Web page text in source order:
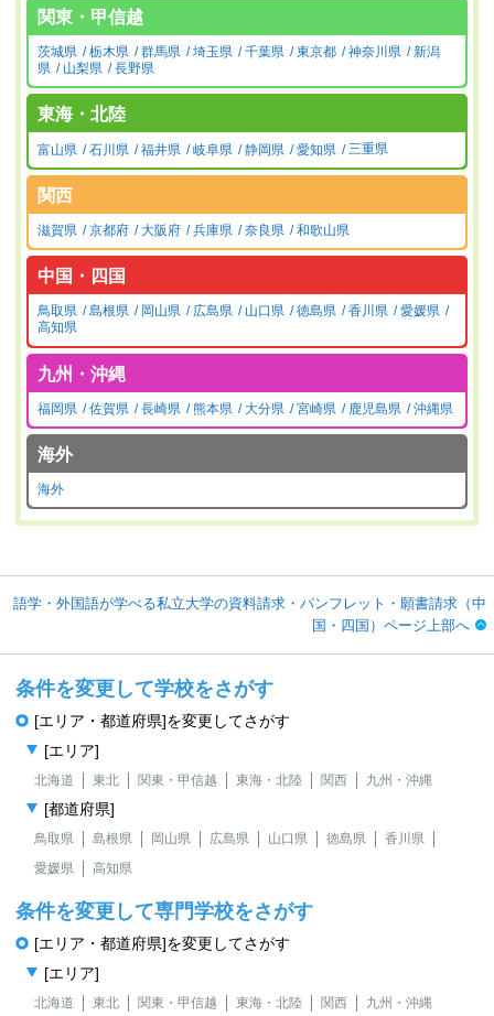
関東・甲信越
茨城県 栃木県 群馬県 埼玉県 千葉県 東京都 神奈川県
新潟
県
山梨県 長野県
東海・北陸
富山県 石川県 福井県 岐阜県 静岡県 愛知県 三重県
関西
滋賀県 京都府 大阪府 兵庫県 奈良県 和歌山県
中国・四国
鳥取県 島根県 岡山県 広島県 山口県 徳島県 香川県
愛媛県
高知県
九州・沖縄
福岡県 佐賀県 長崎県 熊本県 大分県 宮崎県 鹿児島県 沖縄県
海外
海外
語学・外国語が学べる私立大学の資料請求・パンフレット・願書請求（中
国・四国）ページ上部へ
条件を変更して学校をさがす
[エリア・都道府県]を変更してさがす
[エリア]
北海道 東北 関東・甲信越 東海・北陸 関西 九州・沖縄
[都道府県]
鳥取県 島根県 岡山県 広島県 山口県 徳島県
香川県
愛媛県
高知県
条件を変更して専門学校をさがす
[エリア・都道府県]を変更してさがす
[エリア]
北海道 東北 関東・甲信越 東海・北陸 関西 九州・沖縄